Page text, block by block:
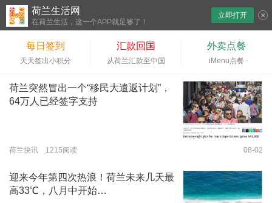
荷兰生活网
在荷兰生活，这一个APP就足够了！
立即打开
每日签到
天天签出小积分
汇款回国
从荷兰汇款至中国
外卖点餐
iMenu点餐
荷兰突然冒出一个“移民大遣返计划”，
64万人已经签字支持
荷兰快讯 1215阅读 08-02
迎来今年第四次热浪！荷兰未来几天最
高33℃，八月中开始…